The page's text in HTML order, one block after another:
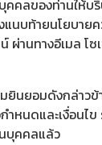
คลของท่านให้บ
นบท้ายนโยบาย
ผ่านทางอีเมล โ
ยินยอมดังกล่าว
หนดและเงื่อนไข
บุคคลแล้ว